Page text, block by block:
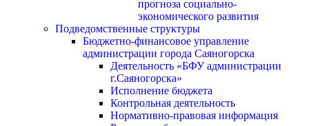
прогноза социально-
экономического развития
Подведомственные структуры
Бюджетно-финансовое управление
администрации города Саяногорска
Деятельность «БФУ администрации
г.Саяногорска»
Исполнение бюджета
Контрольная деятельность
Нормативно-правовая информация